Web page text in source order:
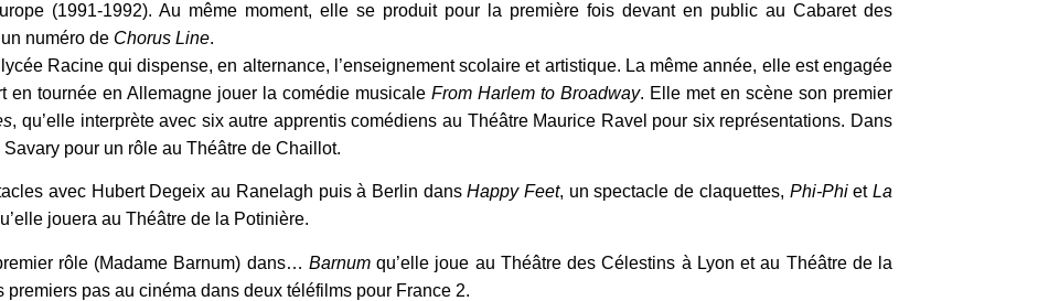
(1991-1992). Au même moment, elle se produit pour la première fois devant en public au Cabaret des
numéro de Chorus Line.
Racine qui dispense, en alternance, l’enseignement scolaire et artistique. La même année, elle est engagée
en tournée en Allemagne jouer la comédie musicale From Harlem to Broadway. Elle met en scène son premier
, qu’elle interprète avec six autre apprentis comédiens au Théâtre Maurice Ravel pour six représentations. Dans
pour un rôle au Théâtre de Chaillot.
avec Hubert Degeix au Ranelagh puis à Berlin dansHappy Feet, un spectacle de claquettes, Phi-PhietLa
jouera au Théâtre de la Potinière.
rôle (Madame Barnum) dans… Barnumqu’elle joue au Théâtre des Célestins à Lyon et au Théâtre de la
pas au cinéma dans deux téléfilms pour France 2.